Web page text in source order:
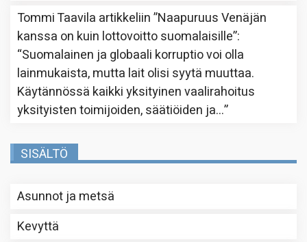
Tommi Taavila artikkeliin”Naapuruus Venäjän
kanssa on kuin lottovoitto suomalaisille”:
“Suomalainen ja globaali korruptio voi olla
lainmukaista, mutta lait olisi syytä muuttaa.
Käytännössä kaikki yksityinen vaalirahoitus
yksityisten toimijoiden, säätiöiden ja…”
SISÄLTÖ
Asunnot ja metsä
Kevyttä